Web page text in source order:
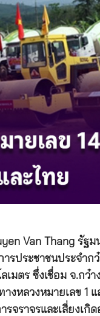
Van Thang รัฐม
รประชาชนประจำก
เมตร ซึ่งเชื่อม จ.กว๋
งหลวงหมายเลข 1
จราจรและเสี่ยงเกิ